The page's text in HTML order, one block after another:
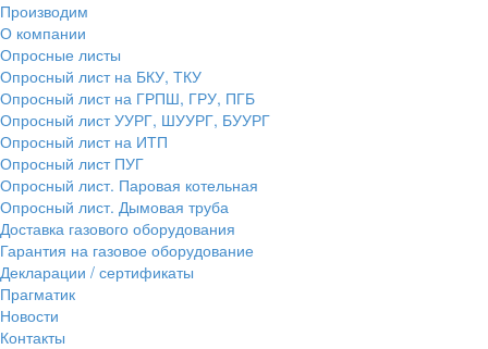
Производим
О компании
Опросные листы
Опросный лист на БКУ, ТКУ
Опросный лист на ГРПШ, ГРУ, ПГБ
Опросный лист УУРГ, ШУУРГ, БУУРГ
Опросный лист на ИТП
Опросный лист ПУГ
Опросный лист. Паровая котельная
Опросный лист. Дымовая труба
Доставка газового оборудования
Гарантия на газовое оборудование
Декларации / сертификаты
Прагматик
Новости
Контакты